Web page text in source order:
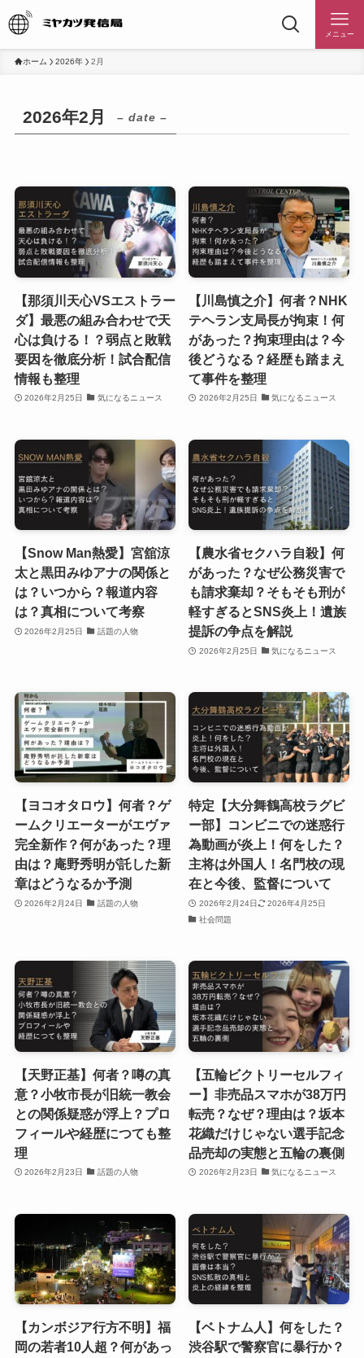
メニュー
ホーム 2026年 2月
2026年2月 – date –
【那須川天心VSエストラー
ダ】最悪の組み合わせで天
心は負ける！？弱点と敗戦
要因を徹底分析！試合配信
情報も整理
2026年2月25日 気になるニュース
【川島慎之介】何者？NHK
テヘラン支局長が拘束！何
があった？拘束理由は？今
後どうなる？経歴も踏まえ
て事件を整理
2026年2月25日 気になるニュース
【Snow Man熱愛】宮舘涼
太と黒田みゆアナの関係と
は？いつから？報道内容
は？真相について考察
2026年2月25日 話題の人物
【農水省セクハラ自殺】何
があった？なぜ公務災害で
も請求棄却？そもそも刑が
軽すぎるとSNS炎上！遺族
提訴の争点を解説
2026年2月25日 気になるニュース
【ヨコオタロウ】何者？ゲ
ームクリエーターがエヴァ
完全新作？何があった？理
由は？庵野秀明が託した新
章はどうなるか予測
2026年2月24日 話題の人物
特定【大分舞鶴高校ラグビ
ー部】コンビニでの迷惑行
為動画が炎上！何をした？
主将は外国人！名門校の現
在と今後、監督について
2026年2月24日
2026年4月25日
社会問題
【天野正基】何者？噂の真
意？小牧市長が旧統一教会
との関係疑惑が浮上？プロ
フィールや経歴につても整
理
2026年2月23日 話題の人物
【五輪ビクトリーセルフィ
ー】非売品スマホが38万円
転売？なぜ？理由は？坂本
花織だけじゃない選手記念
品売却の実態と五輪の裏側
2026年2月23日 気になるニュース
【カンボジア行方不明】福
岡の若者10人超？何があっ
【ベトナム人】何をした？
渋谷駅で警察官に暴行か？